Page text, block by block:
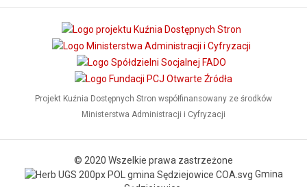
Projekt Kuźnia Dostępnych Stron współfinansowany ze środków
Ministerstwa Administracji i Cyfryzacji
© 2020 Wszelkie prawa zastrzeżone
Gmina